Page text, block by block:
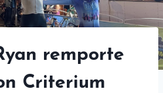
remporte
Criterium